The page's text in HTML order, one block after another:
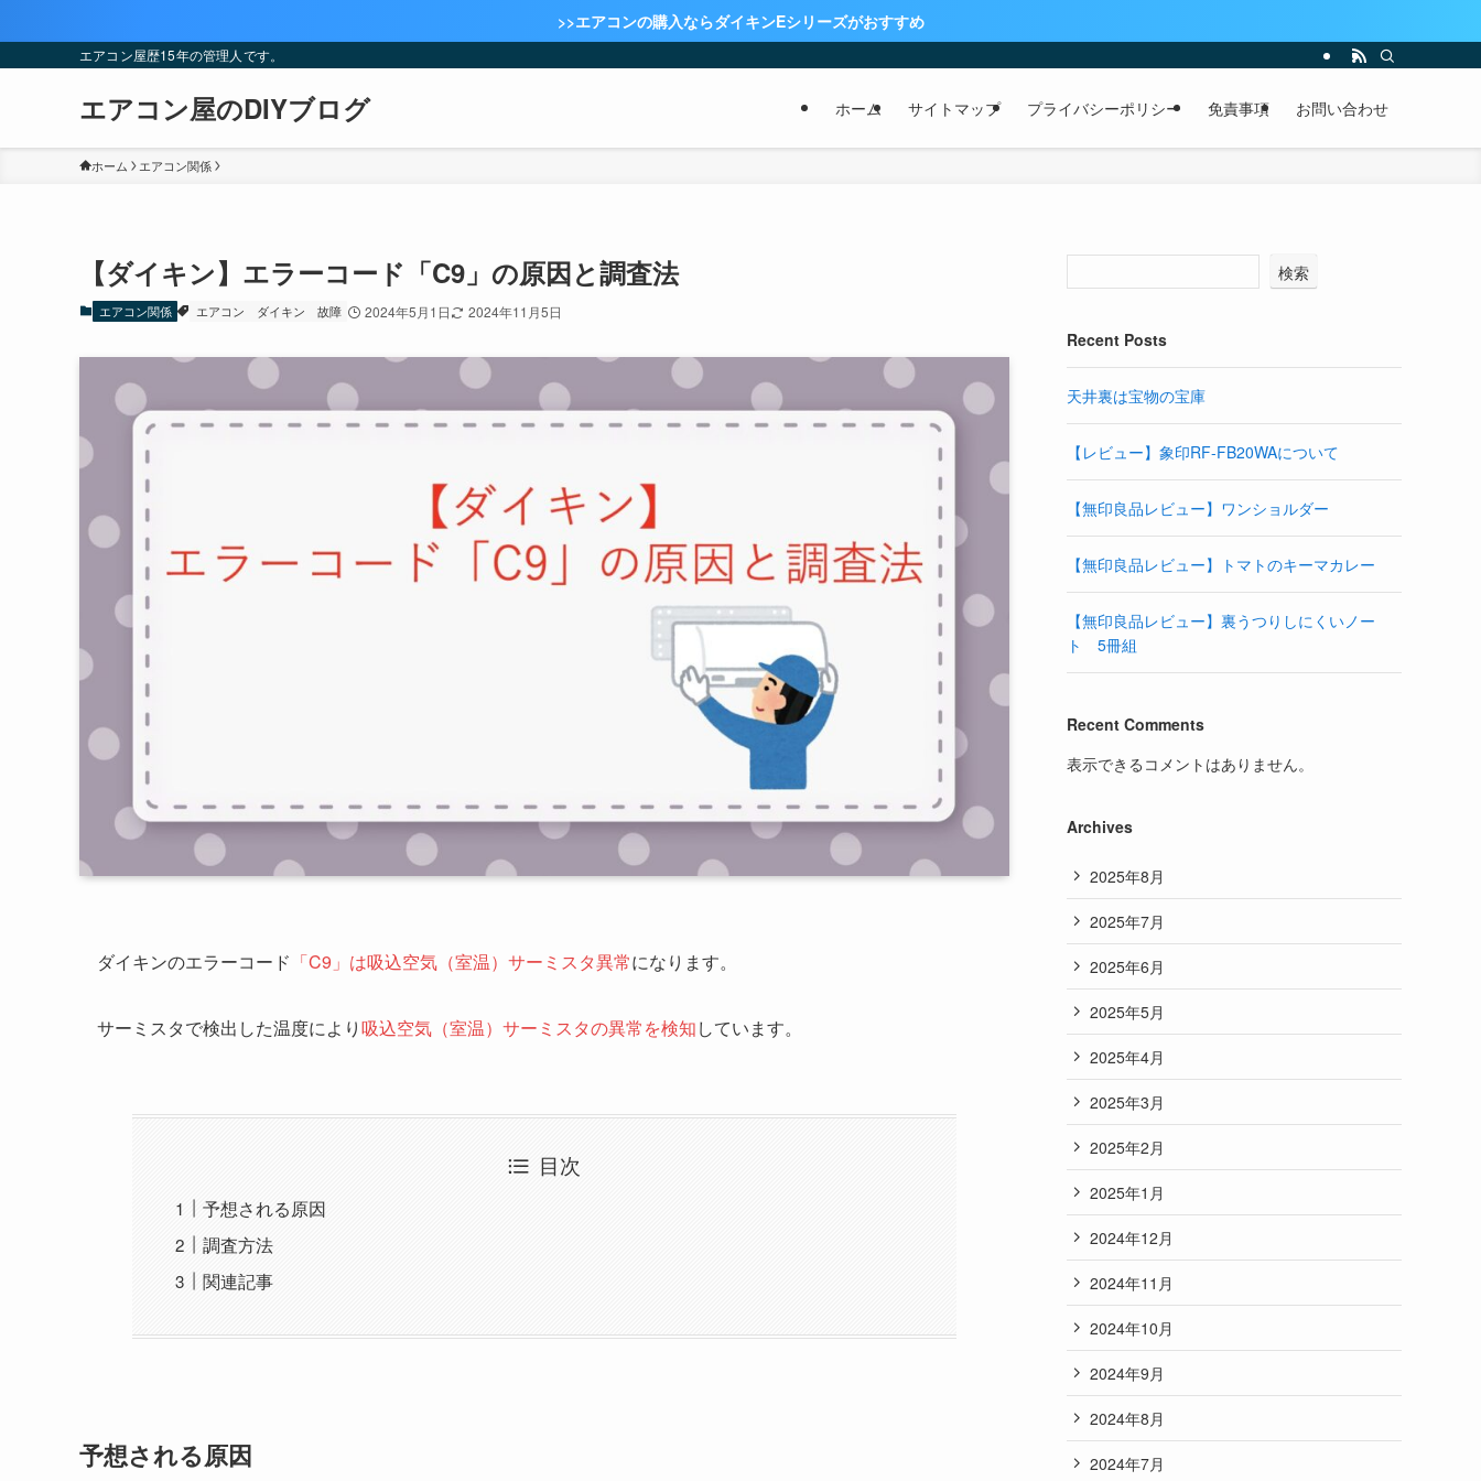
>>エアコンの購入ならダイキンEシリーズがおすすめ
エアコン屋歴15年の管理人です。
エアコン屋のDIYブログ ホーム サイトマップ プライバシーポリシー 免責事項 お問い合わせ
ホーム エアコン関係
【ダイキン】エラーコード「C9」の原因と調査法
エアコン関係 エアコン ダイキン 故障 2024年5月1日 2024年11月5日
ダイキンのエラーコード 「C9」は吸込空気（室温）サーミスタ異常になります。
サーミスタで検出した温度により吸込空気（室温）サーミスタの異常を検知しています。
目次
予想される原因
調査方法
関連記事
予想される原因
検索
Recent Posts
天井裏は宝物の宝庫
【レビュー】象印RF-FB20WAについて
【無印良品レビュー】ワンショルダー
【無印良品レビュー】トマトのキーマカレー
【無印良品レビュー】裏うつりしにくいノー
ト 5冊組
Recent Comments
表示できるコメントはありません。
Archives
2025年8月
2025年7月
2025年6月
2025年5月
2025年4月
2025年3月
2025年2月
2025年1月
2024年12月
2024年11月
2024年10月
2024年9月
2024年8月
2024年7月